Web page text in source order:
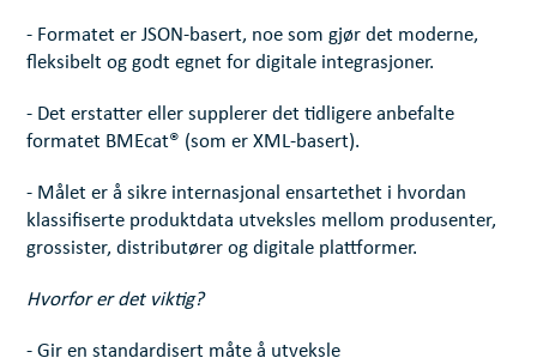
- Formatet er JSON-basert, noe som gjør det moderne,
fleksibelt og godt egnet for digitale integrasjoner.
- Det erstatter eller supplerer det tidligere anbefalte
formatet BMEcat® (som er XML-basert).
- Målet er å sikre internasjonal ensartethet i hvordan
klassifiserte produktdata utveksles mellom produsenter,
grossister, distributører og digitale plattformer.
Hvorfor er det viktig?
- Gir en standardisert måte å utveksle